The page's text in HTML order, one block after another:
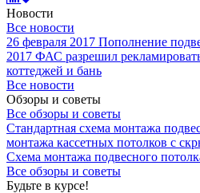
Новости
Все новости
26 февраля 2017 Пополнение
2017 ФАС разрешил
коттеджей и бань
Все новости
Обзоры и советы
Все обзоры и советы
Стандартная схема монтажа
монтажа кассетных потолков с
Схема монтажа подвесного
Все обзоры и советы
Будьте в курсе!